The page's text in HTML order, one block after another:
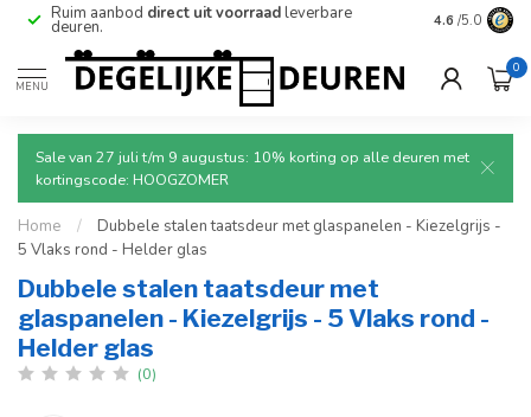
Ruim aanbod direct uit voorraadleverbare
deuren. Betrouwbare
4.6 /5.0
MENU
0
Sale van 27 juli t/m 9 augustus: 10% korting op alle deuren met
kortingscode: HOOGZOMER
Home /
Dubbele stalen taatsdeur met glaspanelen - Kiezelgrijs -
5 Vlaks rond - Helder glas
Dubbele stalen taatsdeur met
glaspanelen - Kiezelgrijs - 5 Vlaks rond -
Helder glas
(0)